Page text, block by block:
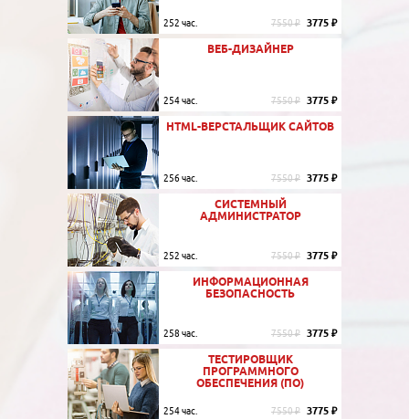
252 час. 7550 ₽ 3775 ₽
ВЕБ-ДИЗАЙНЕР
254 час. 7550 ₽ 3775 ₽
HTML-ВЕРСТАЛЬЩИК САЙТОВ
256 час. 7550 ₽ 3775 ₽
СИСТЕМНЫЙ
АДМИНИСТРАТОР
252 час. 7550 ₽ 3775 ₽
ИНФОРМАЦИОННАЯ
БЕЗОПАСНОСТЬ
258 час. 7550 ₽ 3775 ₽
ТЕСТИРОВЩИК
ПРОГРАММНОГО
ОБЕСПЕЧЕНИЯ (ПО)
254 час. 7550 ₽ 3775 ₽